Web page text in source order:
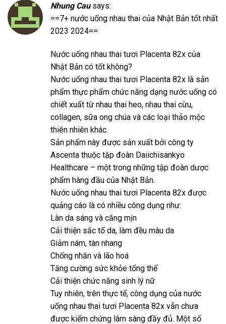
Nhung Cau says:
==7+ nước uống nhau thai của Nhật Bản tốt nhất
2023 2024==
Nước uống nhau thai tươi Placenta 82x của
Nhật Bản có tốt không?
Nước uống nhau thai tươi Placenta 82x là sản
phẩm thực phẩm chức năng dạng nước uống có
chiết xuất từ nhau thai heo, nhau thai cừu,
collagen, sữa ong chúa và các loại thảo mộc
thiên nhiên khác.
Sản phẩm này được sản xuất bởi công ty
Ascenta thuộc tập đoàn Daiichisankyo
Healthcare – một trong những tập đoàn dược
phẩm hàng đầu của Nhật Bản.
Nước uống nhau thai tươi Placenta 82x được
quảng cáo là có nhiều công dụng như:
Làn da sáng và căng mịn
Cải thiện sắc tố da, làm đều màu da
Giảm nám, tàn nhang
Chống nhăn và lão hoá
Tăng cường sức khỏe tổng thể
Cải thiện chức năng sinh lý nữ
Tuy nhiên, trên thực tế, công dụng của nước
uống nhau thai tươi Placenta 82x vẫn chưa
được kiểm chứng lâm sàng đầy đủ. Một số